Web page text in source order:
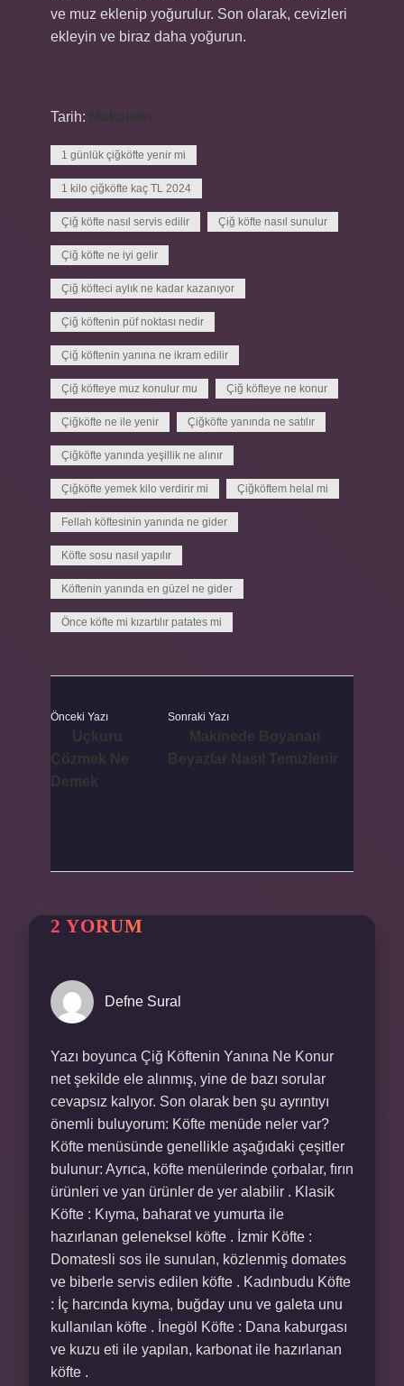
ve muz eklenip yoğurulur. Son olarak, cevizleri
ekleyin ve biraz daha yoğurun.
Tarih:
1 günlük çiğköfte yenir mi
1 kilo çiğköfte kaç TL 2024
Çiğ köfte nasıl servis edilir Çiğ köfte nasıl sunulur
Çiğ köfte ne iyi gelir
Çiğ köfteci aylık ne kadar kazanıyor
Çiğ köftenin püf noktası nedir
Çiğ köftenin yanına ne ikram edilir
Çiğ köfteye muz konulur mu Çiğ köfteye ne konur
Çiğköfte ne ile yenir Çiğköfte yanında ne satılır
Çiğköfte yanında yeşillik ne alınır
Çiğköfte yemek kilo verdirir mi Çiğköftem helal mi
Fellah köftesinin yanında ne gider
Köfte sosu nasıl yapılır
Köftenin yanında en güzel ne gider
Önce köfte mi kızartılır patates mi
Önceki Yazı Sonraki Yazı
2 YORUM
Defne Sural
Yazı boyunca Çiğ Köftenin Yanına Ne Konur
net şekilde ele alınmış, yine de bazı sorular
cevapsız kalıyor. Son olarak ben şu ayrıntıyı
önemli buluyorum: Köfte menüde neler var?
Köfte menüsünde genellikle aşağıdaki çeşitler
bulunur: Ayrıca, köfte menülerinde çorbalar, fırın
ürünleri ve yan ürünler de yer alabilir . Klasik
Köfte : Kıyma, baharat ve yumurta ile
hazırlanan geleneksel köfte . İzmir Köfte :
Domatesli sos ile sunulan, közlenmiş domates
ve biberle servis edilen köfte . Kadınbudu Köfte
: İç harcında kıyma, buğday unu ve galeta unu
kullanılan köfte . İnegöl Köfte : Dana kaburgası
ve kuzu eti ile yapılan, karbonat ile hazırlanan
köfte .